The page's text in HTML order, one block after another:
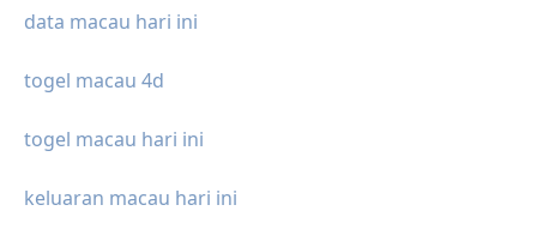
data macau hari ini
togel macau 4d
togel macau hari ini
keluaran macau hari ini